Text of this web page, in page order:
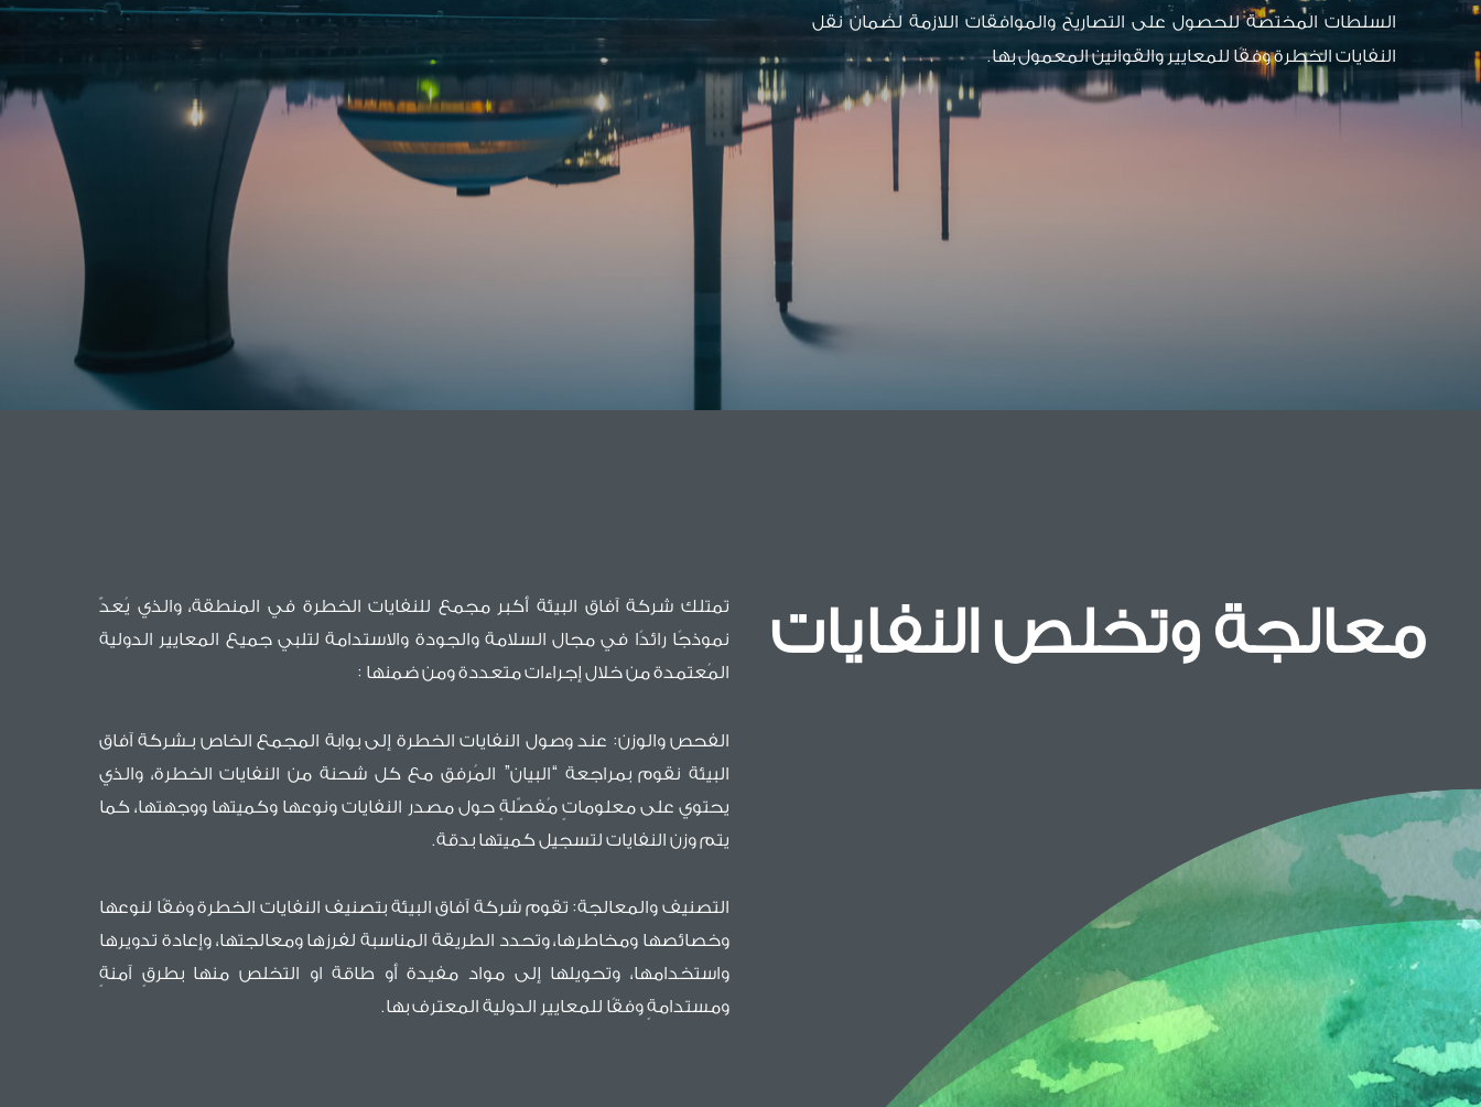
السلطات المختصة للحصول على التصاريح والموافقات اللازمة لضمان نقل
النفايات الخطرة وفقًا للمعايير والقوانين المعمول بها.
معالجة وتخلص النفايات
تمتلك شركة آفاق البيئة أكبر مجمع للنفايات الخطرة في المنطقة، والذي يُعدّ
نموذجًا رائدًا في مجال السلامة والجودة والاستدامة لتلبي جميع المعايير الدولية
المُعتمدة من خلال إجراءات متعددة ومن ضمنها :
الفحص والوزن: عند وصول النفايات الخطرة إلى بوابة المجمع الخاص بـشركة آفاق
البيئة نقوم بمراجعة “البيان” المُرفق مع كل شحنة من النفايات الخطرة، والذي
يحتوي على معلوماتٍ مُفصّلةٍ حول مصدر النفايات ونوعها وكميتها ووجهتها، كما
يتم وزن النفايات لتسجيل كميتها بدقة.
التصنيف والمعالجة: تقوم شركة آفاق البيئة بتصنيف النفايات الخطرة وفقًا لنوعها
وخصائصها ومخاطرها، وتحدد الطريقة المناسبة لفرزها ومعالجتها، وإعادة تدويرها
واستخدامها، وتحويلها إلى مواد مفيدة أو طاقة او التخلص منها بطرقٍ آمنةٍ
ومستدامةٍ وفقًا للمعايير الدولية المعترف بها.